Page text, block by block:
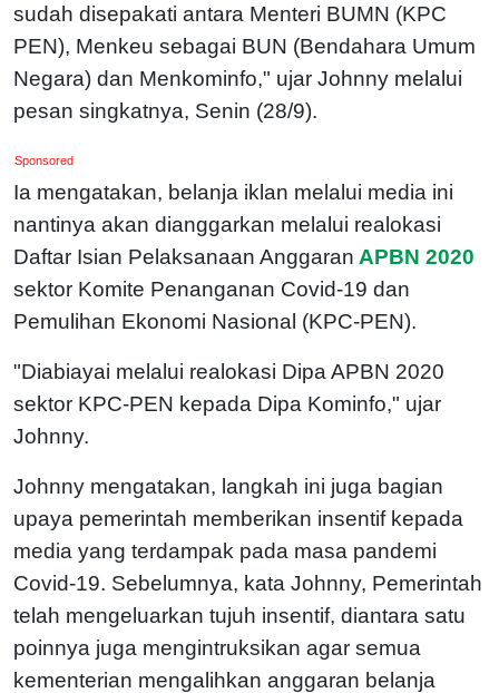
sudah disepakati antara Menteri BUMN (KPC
PEN), Menkeu sebagai BUN (Bendahara Umum
Negara) dan Menkominfo," ujar Johnny melalui
pesan singkatnya, Senin (28/9).
Sponsored
Ia mengatakan, belanja iklan melalui media ini
nantinya akan dianggarkan melalui realokasi
Daftar Isian Pelaksanaan Anggaran APBN 2020
sektor Komite Penanganan Covid-19 dan
Pemulihan Ekonomi Nasional (KPC-PEN).
"Diabiayai melalui realokasi Dipa APBN 2020
sektor KPC-PEN kepada Dipa Kominfo," ujar
Johnny.
Johnny mengatakan, langkah ini juga bagian
upaya pemerintah memberikan insentif kepada
media yang terdampak pada masa pandemi
Covid-19. Sebelumnya, kata Johnny, Pemerintah
telah mengeluarkan tujuh insentif, diantara satu
poinnya juga mengintruksikan agar semua
kementerian mengalihkan anggaran belanja